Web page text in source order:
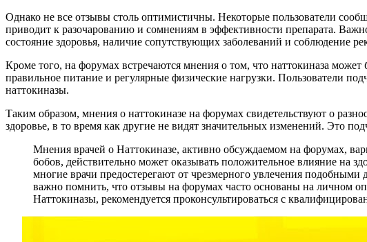
Однако не все отзывы столь оптимистичны. Некоторые пользователи
приводит к разочарованию и сомнениям в эффективности препарата.
состояние здоровья, наличие сопутствующих заболеваний и соблюдение
Кроме того, на форумах встречаются мнения о том, что наттокиназа
правильное питание и регулярные физические нагрузки. Пользователи
наттокиназы.
Таким образом, мнения о наттокиназе на форумах свидетельствуют о
здоровье, в то время как другие не видят значительных изменений. Это
Мнения врачей о Наттокиназе, активно обсуждаемом на форумах,
бобов, действительно может оказывать положительное влияние на
многие врачи предостерегают от чрезмерного увлечения
важно помнить, что отзывы на форумах часто основаны на личном
Наттокиназы, рекомендуется проконсультироваться с